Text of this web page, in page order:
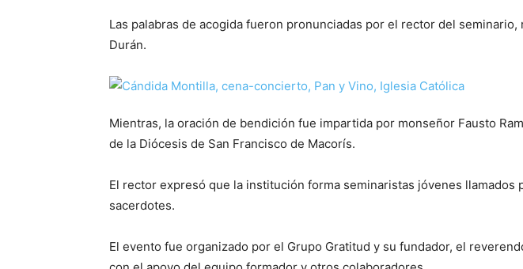
Las palabras de acogida fueron pronunciadas por el rector del seminario,
Durán.
Mientras, la oración de bendición fue impartida por monseñor Fausto
de la Diócesis de San Francisco de Macorís.
El rector expresó que la institución forma seminaristas jóvenes llamados
sacerdotes.
El evento fue organizado por el Grupo Gratitud y su fundador, el